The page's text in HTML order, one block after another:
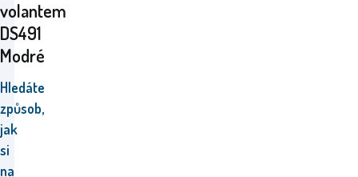
volantem
DS491
Modré
Hledáte
způsob,
jak
si
na